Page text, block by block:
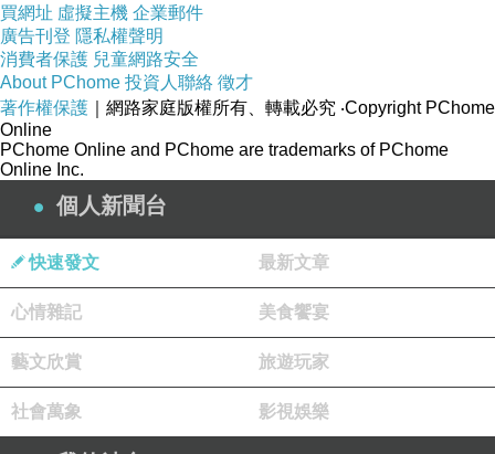
【2022.4.9】12F 非常泰
這一天進餐廳吃飯發現裡面很空沒什麼人，以為
景氣不好什麼的，其實是我們太晚上門人家快午
休了。
買網址 虛擬主機 企業郵件
廣告刊登 隱私權聲明
消費者保護 兒童網路安全
About PChome 投資人聯絡 徵才
著作權保護 ｜網路家庭版權所有、轉載必究 ‧Copyright PChome
Online
PChome Online and PChome are trademarks of PChome
Online Inc.
個人新聞台
快速發文 最新文章
心情雜記 美食饗宴
藝文欣賞 旅遊玩家
社會萬象 影視娛樂